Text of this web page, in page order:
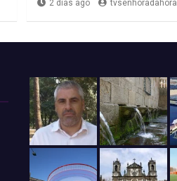
2 dias ago
tvsenhoradahora